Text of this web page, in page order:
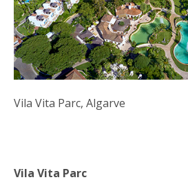
Vila Vita Parc, Algarve
Vila Vita Parc